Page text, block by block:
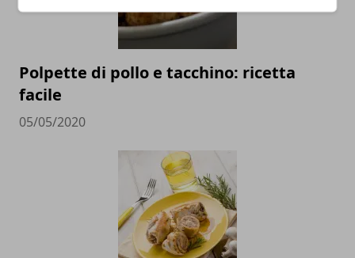
Polpette di pollo e tacchino: ricetta
facile
05/05/2020